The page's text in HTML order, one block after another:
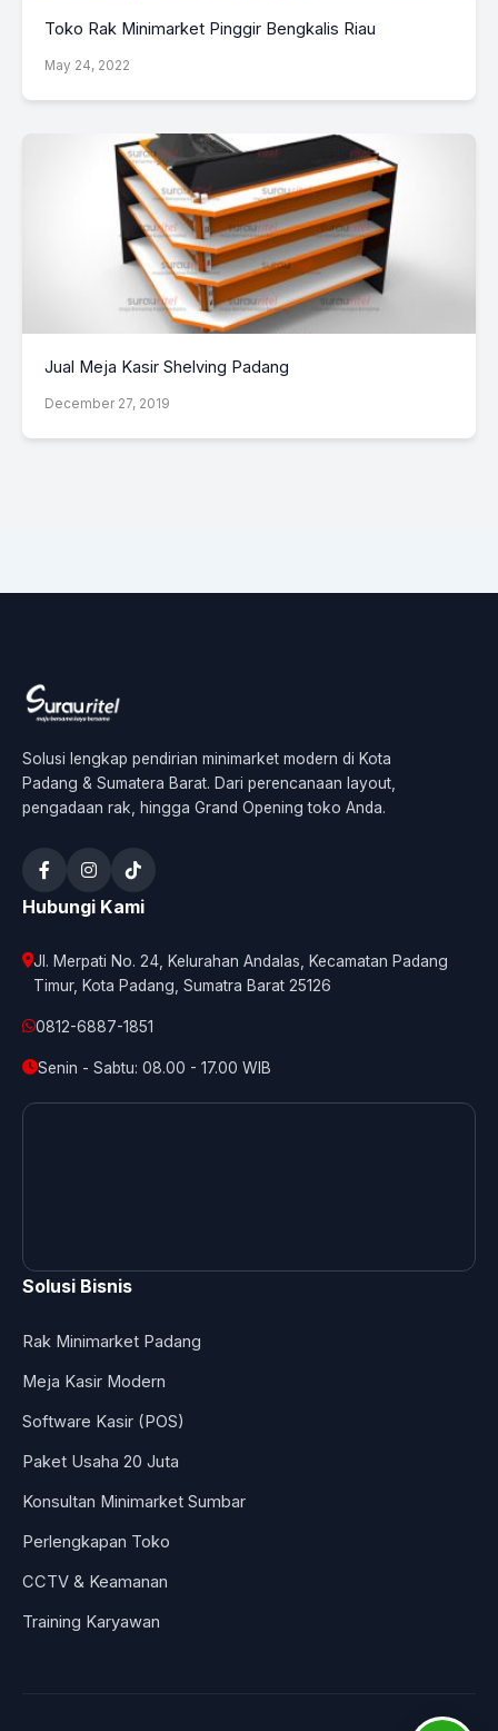
Toko Rak Minimarket Pinggir Bengkalis Riau
May 24, 2022
Jual Meja Kasir Shelving Padang
December 27, 2019
Solusi lengkap pendirian minimarket modern di Kota
Padang & Sumatera Barat. Dari perencanaan layout,
pengadaan rak, hingga Grand Opening toko Anda.
Hubungi Kami
Jl. Merpati No. 24, Kelurahan Andalas, Kecamatan Padang
Timur, Kota Padang, Sumatra Barat 25126
0812-6887-1851
Senin - Sabtu: 08.00 - 17.00 WIB
Solusi Bisnis
Rak Minimarket Padang
Meja Kasir Modern
Software Kasir (POS)
Paket Usaha 20 Juta
Konsultan Minimarket Sumbar
Perlengkapan Toko
CCTV & Keamanan
Training Karyawan